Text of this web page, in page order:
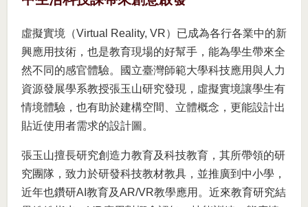
虛擬實境（Virtual Reality, VR）已成為各行各業中的新
興應用技術，也是教育現場的好幫手，能為學生帶來全
然不同的感官體驗。國立臺灣師範大學科技應用與人力
資源發展學系教授張玉山研究發現，虛擬實境讓學生有
情境體驗，也有助於建構空間、立體概念，更能設計出
貼近使用者需求的設計圖。
張玉山擅長研究創造力教育及科技教育，其所帶領的研
究團隊，致力於研發科技教材教具，並推廣到中小學，
近年也鑽研AI教育及AR/VR教學應用。近來教育研究結